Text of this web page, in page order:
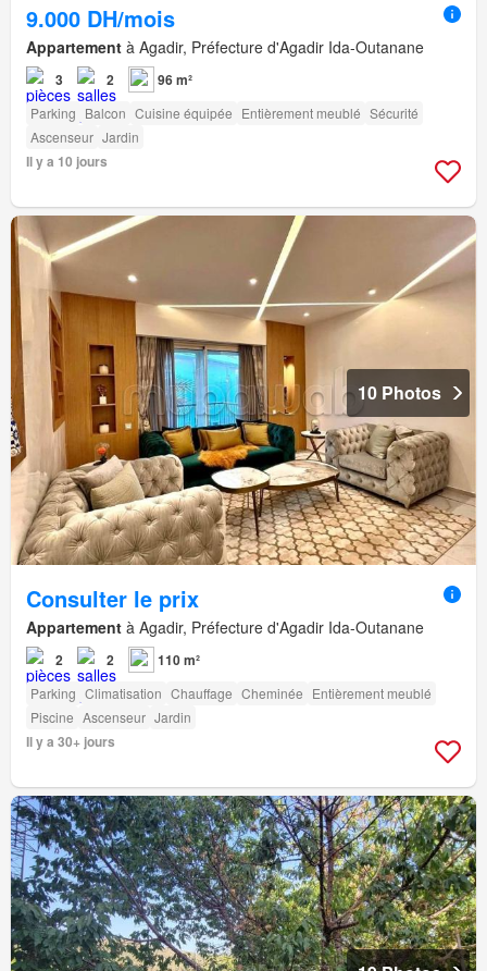
9.000 DH/mois
Appartement à Agadir, Préfecture d'Agadir Ida-Outanane
3 2 96 m²
Parking Balcon Cuisine équipée Entièrement meublé Sécurité
Ascenseur Jardin
Il y a 10 jours
10 Photos
Consulter le prix
Appartement à Agadir, Préfecture d'Agadir Ida-Outanane
2 2 110 m²
Parking Climatisation Chauffage Cheminée Entièrement meublé
Piscine Ascenseur Jardin
Il y a 30+ jours